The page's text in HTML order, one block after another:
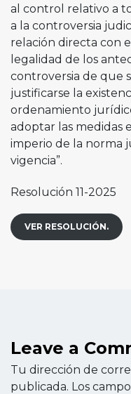
al control relativo a
a la controversia
relación directa con
legalidad de los
controversia de que
justificarse la
ordenamiento
adoptar las medidas
imperio de la norma
vigencia”.
Resolución 11-2025
VER RESOLUCIÓN.
Leave a
Tu dirección de
publicada. Los